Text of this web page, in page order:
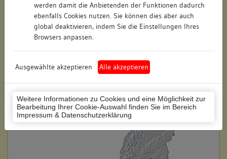
werden damit die Anbietenden der Funktionen dadurch
ebenfalls Cookies nutzen. Sie können dies aber auch
global deaktivieren, indem Sie die Einstellungen Ihres
Browsers anpassen.
Ausgewählte akzeptieren Alle akzeptieren
Weitere Informationen zu Cookies und eine Möglichkeit zur
Bearbeitung Ihrer Cookie-Auswahl finden Sie im Bereich
Impressum & Datenschutzerklärung
Konstanz (Landkreis)
Wohnplatzschlüssel: 8335043012
Flurstücknummer: keine
Historischer Straßenname: keiner
Lage des Wohnplatzes: